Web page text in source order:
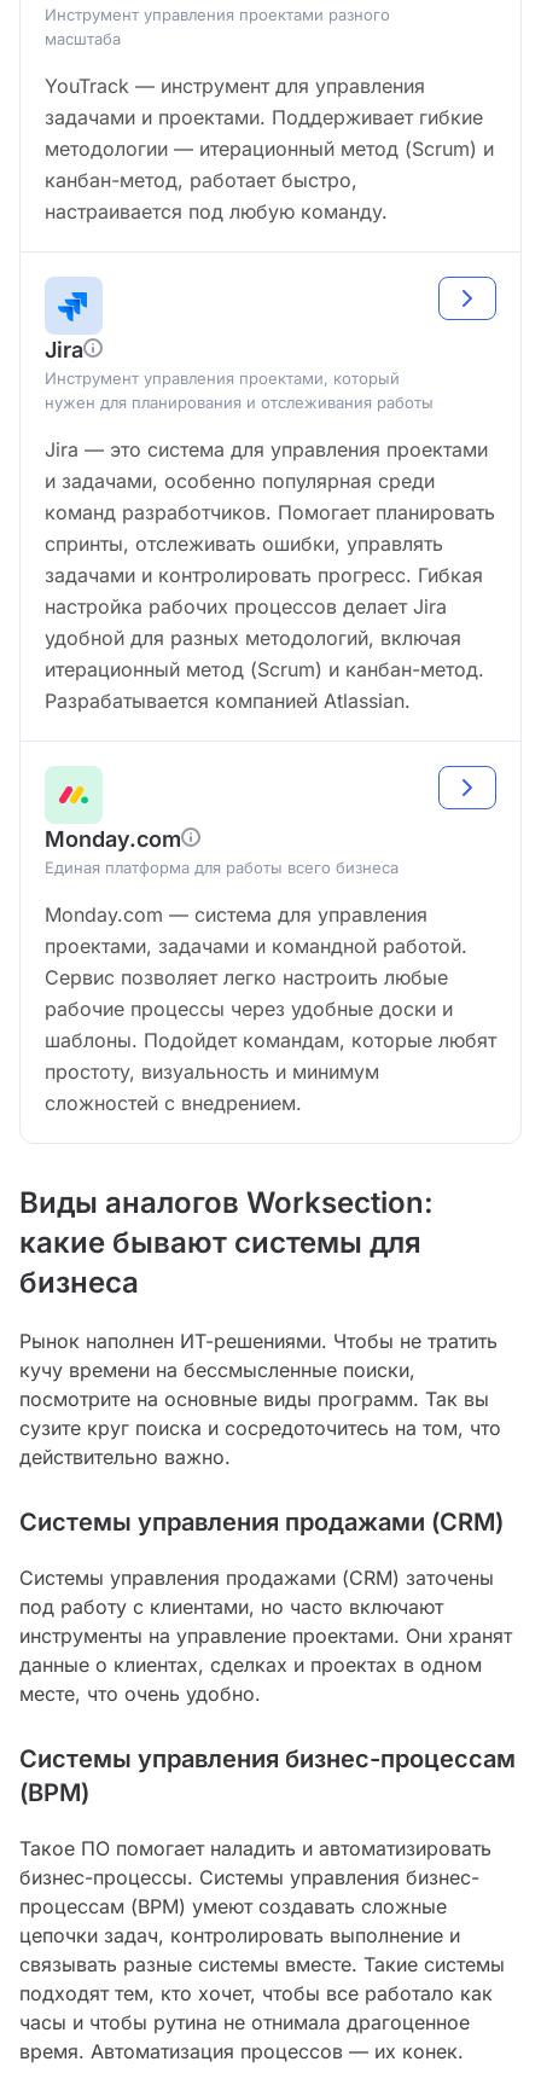
Инструмент управления проектами разного
масштаба
YouTrack — инструмент для управления
задачами и проектами. Поддерживает гибкие
методологии — итерационный метод (Scrum) и
канбан-метод, работает быстро,
настраивается под любую команду.
Jira
Инструмент управления проектами, который
нужен для планирования и отслеживания работы
Jira — это система для управления проектами
и задачами, особенно популярная среди
команд разработчиков. Помогает планировать
спринты, отслеживать ошибки, управлять
задачами и контролировать прогресс. Гибкая
настройка рабочих процессов делает Jira
удобной для разных методологий, включая
итерационный метод (Scrum) и канбан-метод.
Разрабатывается компанией Atlassian.
Monday.com
Единая платформа для работы всего бизнеса
Monday.com — система для управления
проектами, задачами и командной работой.
Сервис позволяет легко настроить любые
рабочие процессы через удобные доски и
шаблоны. Подойдет командам, которые любят
простоту, визуальность и минимум
сложностей с внедрением.
Виды аналогов Worksection:
какие бывают системы для
бизнеса
Рынок наполнен ИТ-решениями. Чтобы не тратить
кучу времени на бессмысленные поиски,
посмотрите на основные виды программ. Так вы
сузите круг поиска и сосредоточитесь на том, что
действительно важно.
Системы управления продажами (CRM)
Системы управления продажами (CRM) заточены
под работу с клиентами, но часто включают
инструменты на управление проектами. Они хранят
данные о клиентах, сделках и проектах в одном
месте, что очень удобно.
Системы управления бизнес-процессам
(BPM)
Такое ПО помогает наладить и автоматизировать
бизнес-процессы. Системы управления бизнес-
процессам (BPM) умеют создавать сложные
цепочки задач, контролировать выполнение и
связывать разные системы вместе. Такие системы
подходят тем, кто хочет, чтобы все работало как
часы и чтобы рутина не отнимала драгоценное
время. Автоматизация процессов — их конек.